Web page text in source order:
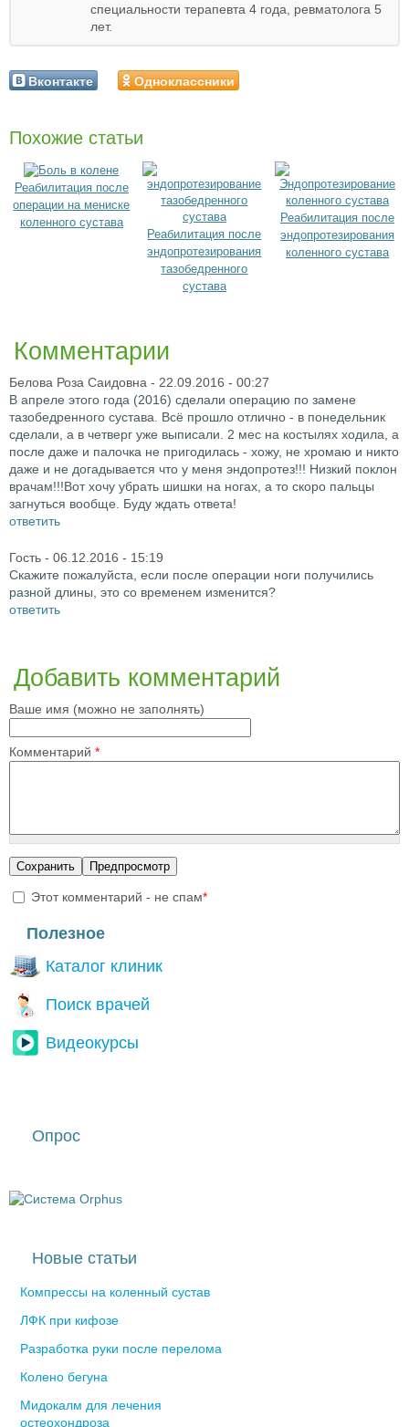
специальности терапевта 4 года, ревматолога 5
лет.
Вконтакте Одноклассники
Похожие статьи
Реабилитация после
операции на мениске
коленного сустава
Реабилитация после
эндопротезирования
тазобедренного
сустава
Реабилитация после
эндопротезирования
коленного сустава
Комментарии
Белова Роза Саидовна - 22.09.2016 - 00:27
В апреле этого года (2016) сделали операцию по замене
тазобедренного сустава. Всё прошло отлично - в понедельник
сделали, а в четверг уже выписали. 2 мес на костылях ходила, а
после даже и палочка не пригодилась - хожу, не хромаю и никто
даже и не догадывается что у меня эндопротез!!! Низкий поклон
врачам!!!Вот хочу убрать шишки на ногах, а то скоро пальцы
загнуться вообще. Буду ждать ответа!
ответить
Гость - 06.12.2016 - 15:19
Скажите пожалуйста, если после операции ноги получились
разной длины, это со временем изменится?
ответить
Добавить комментарий
Ваше имя (можно не заполнять)
Комментарий *
Этот комментарий - не спам*
Полезное
Каталог клиник
Поиск врачей
Видеокурсы
Опрос
Новые статьи
Компрессы на коленный сустав
ЛФК при кифозе
Разработка руки после перелома
Колено бегуна
Мидокалм для лечения
остеохондроза